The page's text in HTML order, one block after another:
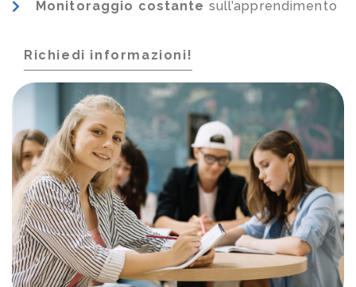
Monitoraggio costante sull’apprendimento
Richiedi informazioni!